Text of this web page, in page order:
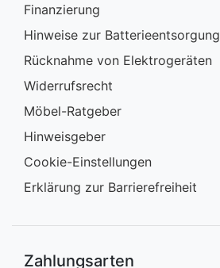
Finanzierung
Hinweise zur Batterieentsorgung
Rücknahme von Elektrogeräten
Widerrufsrecht
Möbel-Ratgeber
Hinweisgeber
Cookie-Einstellungen
Erklärung zur Barrierefreiheit
Zahlungsarten